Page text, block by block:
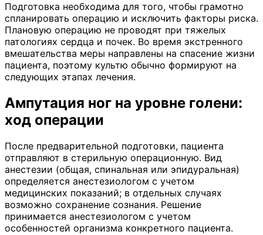
Подготовка необходима для того, чтобы грамотно
спланировать операцию и исключить факторы риска.
Плановую операцию не проводят при тяжелых
патологиях сердца и почек. Во время экстренного
вмешательства меры направлены на спасение жизни
пациента, поэтому культю обычно формируют на
следующих этапах лечения.
Ампутация ног на уровне голени:
ход операции
После предварительной подготовки, пациента
отправляют в стерильную операционную. Вид
анестезии (общая, спинальная или эпидуральная)
определяется анестезиологом с учетом
медицинских показаний; в отдельных случаях
возможно сохранение сознания. Решение
принимается анестезиологом с учетом
особенностей организма конкретного пациента.